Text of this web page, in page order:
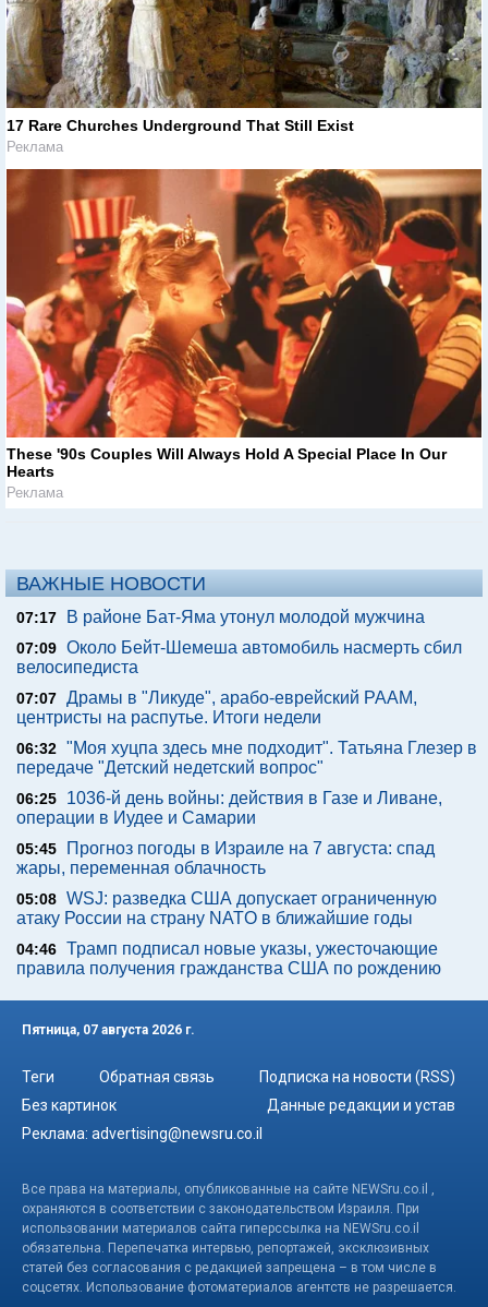
17 Rare Churches Underground That Still Exist
Реклама
These '90s Couples Will Always Hold A Special Place In Our
Hearts
Реклама
ВАЖНЫЕ НОВОСТИ
07:17 В районе Бат-Яма утонул молодой мужчина
07:09 Около Бейт-Шемеша автомобиль насмерть сбил
велосипедиста
07:07 Драмы в "Ликуде", арабо-еврейский РААМ,
центристы на распутье. Итоги недели
06:32 "Моя хуцпа здесь мне подходит". Татьяна Глезер в
передаче "Детский недетский вопрос"
06:25
1036-й день войны: действия в Газе и Ливане,
операции в Иудее и Самарии
05:45
Прогноз погоды в Израиле на 7 августа: спад
жары, переменная облачность
05:08 WSJ: разведка США допускает ограниченную
атаку России на страну NATO в ближайшие годы
04:46 Трамп подписал новые указы, ужесточающие
правила получения гражданства США по рождению
Пятница, 07 августа 2026 г.
Теги Обратная связь
Подписка на новости (RSS)
Без картинок
Данные редакции и устав
Реклама: advertising@newsru.co.il
Все права на материалы, опубликованные на сайте NEWSru.co.il ,
охраняются в соответствии с законодательством Израиля. При
использовании материалов сайта гиперссылка на NEWSru.co.il
обязательна. Перепечатка интервью, репортажей, эксклюзивных
статей без согласования с редакцией запрещена – в том числе в
соцсетях. Использование фотоматериалов агентств не разрешается.